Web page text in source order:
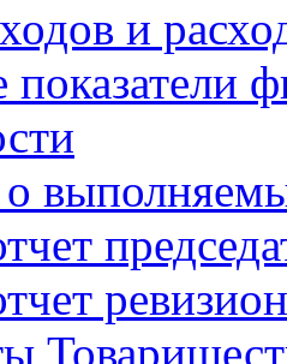
и